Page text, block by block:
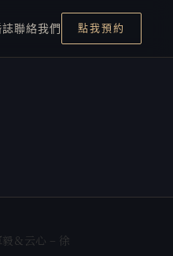
聯絡我們 點我預約
毅＆云心 – 徐